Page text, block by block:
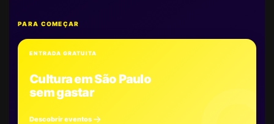
PARA COMEÇAR
ENTRADA GRATUITA
Cultura em São Paulo
sem gastar
Descobrir eventos